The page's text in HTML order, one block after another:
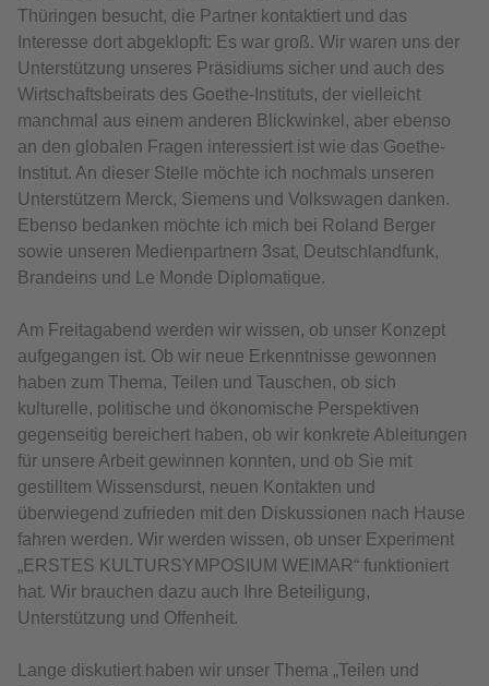
Thüringen besucht, die Partner kontaktiert und das
Interesse dort abgeklopft: Es war groß. Wir waren uns der
Unterstützung unseres Präsidiums sicher und auch des
Wirtschaftsbeirats des Goethe-Instituts, der vielleicht
manchmal aus einem anderen Blickwinkel, aber ebenso
an den globalen Fragen interessiert ist wie das Goethe-
Institut. An dieser Stelle möchte ich nochmals unseren
Unterstützern Merck, Siemens und Volkswagen danken.
Ebenso bedanken möchte ich mich bei Roland Berger
sowie unseren Medienpartnern 3sat, Deutschlandfunk,
Brandeins und Le Monde Diplomatique.
Am Freitagabend werden wir wissen, ob unser Konzept
aufgegangen ist. Ob wir neue Erkenntnisse gewonnen
haben zum Thema, Teilen und Tauschen, ob sich
kulturelle, politische und ökonomische Perspektiven
gegenseitig bereichert haben, ob wir konkrete Ableitungen
für unsere Arbeit gewinnen konnten, und ob Sie mit
gestilltem Wissensdurst, neuen Kontakten und
überwiegend zufrieden mit den Diskussionen nach Hause
fahren werden. Wir werden wissen, ob unser Experiment
„ERSTES KULTURSYMPOSIUM WEIMAR“ funktioniert
hat. Wir brauchen dazu auch Ihre Beteiligung,
Unterstützung und Offenheit.
Lange diskutiert haben wir unser Thema „Teilen und